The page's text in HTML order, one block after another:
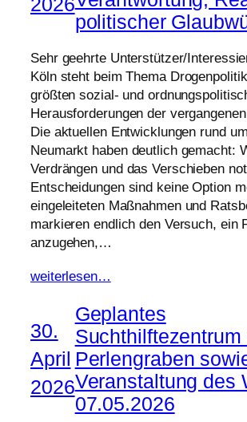
politischer
Sehr geehrte Unterstützer/
Köln steht beim Thema
größten sozial- und
Herausforderungen der
Die aktuellen Entwicklungen rund
Neumarkt haben deutlich gemacht:
Verdrängen und das Verschieben
Entscheidungen sind keine Option
eingeleiteten Maßnahmen und
markieren endlich den Versuch, ein
anzugehen,…
weiterlesen…
30.
April
2026
Geplantes
Suchthilftezentrum
Perlengraben
Veranstaltung des
07.05.2026